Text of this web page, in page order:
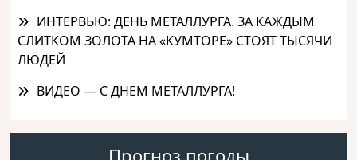
ИНТЕРВЬЮ: ДЕНЬ МЕТАЛЛУРГА. ЗА КАЖДЫМ
СЛИТКОМ ЗОЛОТА НА «КУМТОРЕ» СТОЯТ ТЫСЯЧИ
ЛЮДЕЙ
ВИДЕО — С ДНЕМ МЕТАЛЛУРГА!
Прогноз погоды